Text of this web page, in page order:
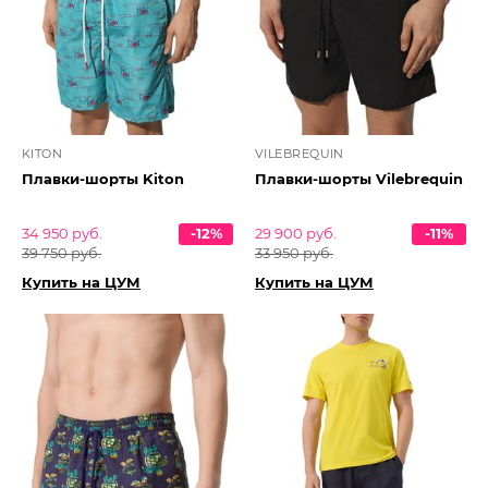
KITON
Плавки-шорты Kiton
34 950 руб.
39 750 руб.
-12%
Купить на ЦУМ
VILEBREQUIN
Плавки-шорты Vilebrequin
29 900 руб.
33 950 руб.
-11%
Купить на ЦУМ